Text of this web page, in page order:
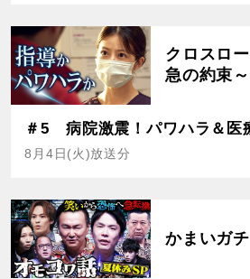
クロスロ
急の約束～
＃5 病院激震！パワハラ＆医
8月4日(火)放送分
かまいガチ